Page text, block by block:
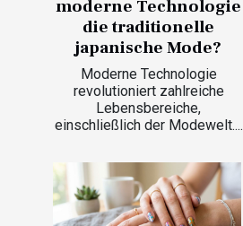
moderne Technologie
die traditionelle
japanische Mode?
Moderne Technologie
revolutioniert zahlreiche
Lebensbereiche,
einschließlich der Modewelt....